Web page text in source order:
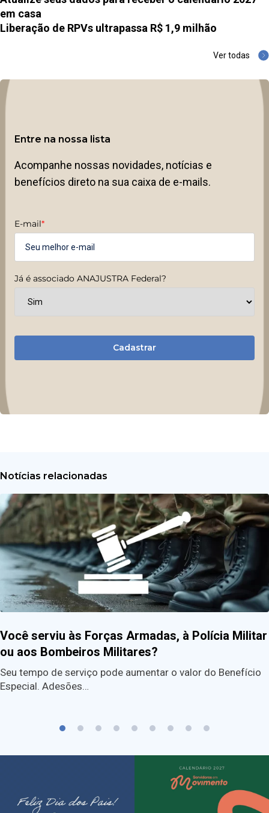
em casa
Liberação de RPVs ultrapassa R$ 1,9 milhão
Ver todas
Entre na nossa lista
Acompanhe nossas novidades, notícias e
benefícios direto na sua caixa de e-mails.
E-mail*
Já é associado ANAJUSTRA Federal?
Cadastrar
Notícias relacionadas
Você serviu às Forças Armadas, à Polícia Militar
ou aos Bombeiros Militares?
Seu tempo de serviço pode aumentar o valor do Benefício
Especial. Adesões…